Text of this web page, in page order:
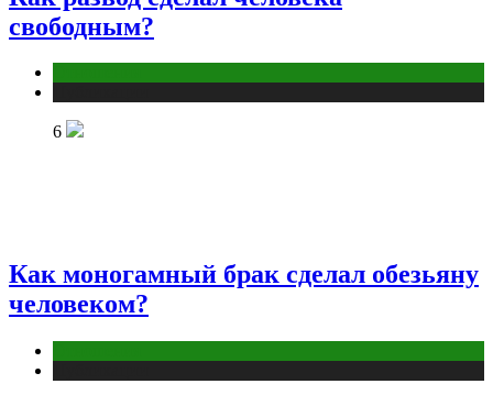
свободным?
6
Как моногамный брак сделал обезьяну
человеком?